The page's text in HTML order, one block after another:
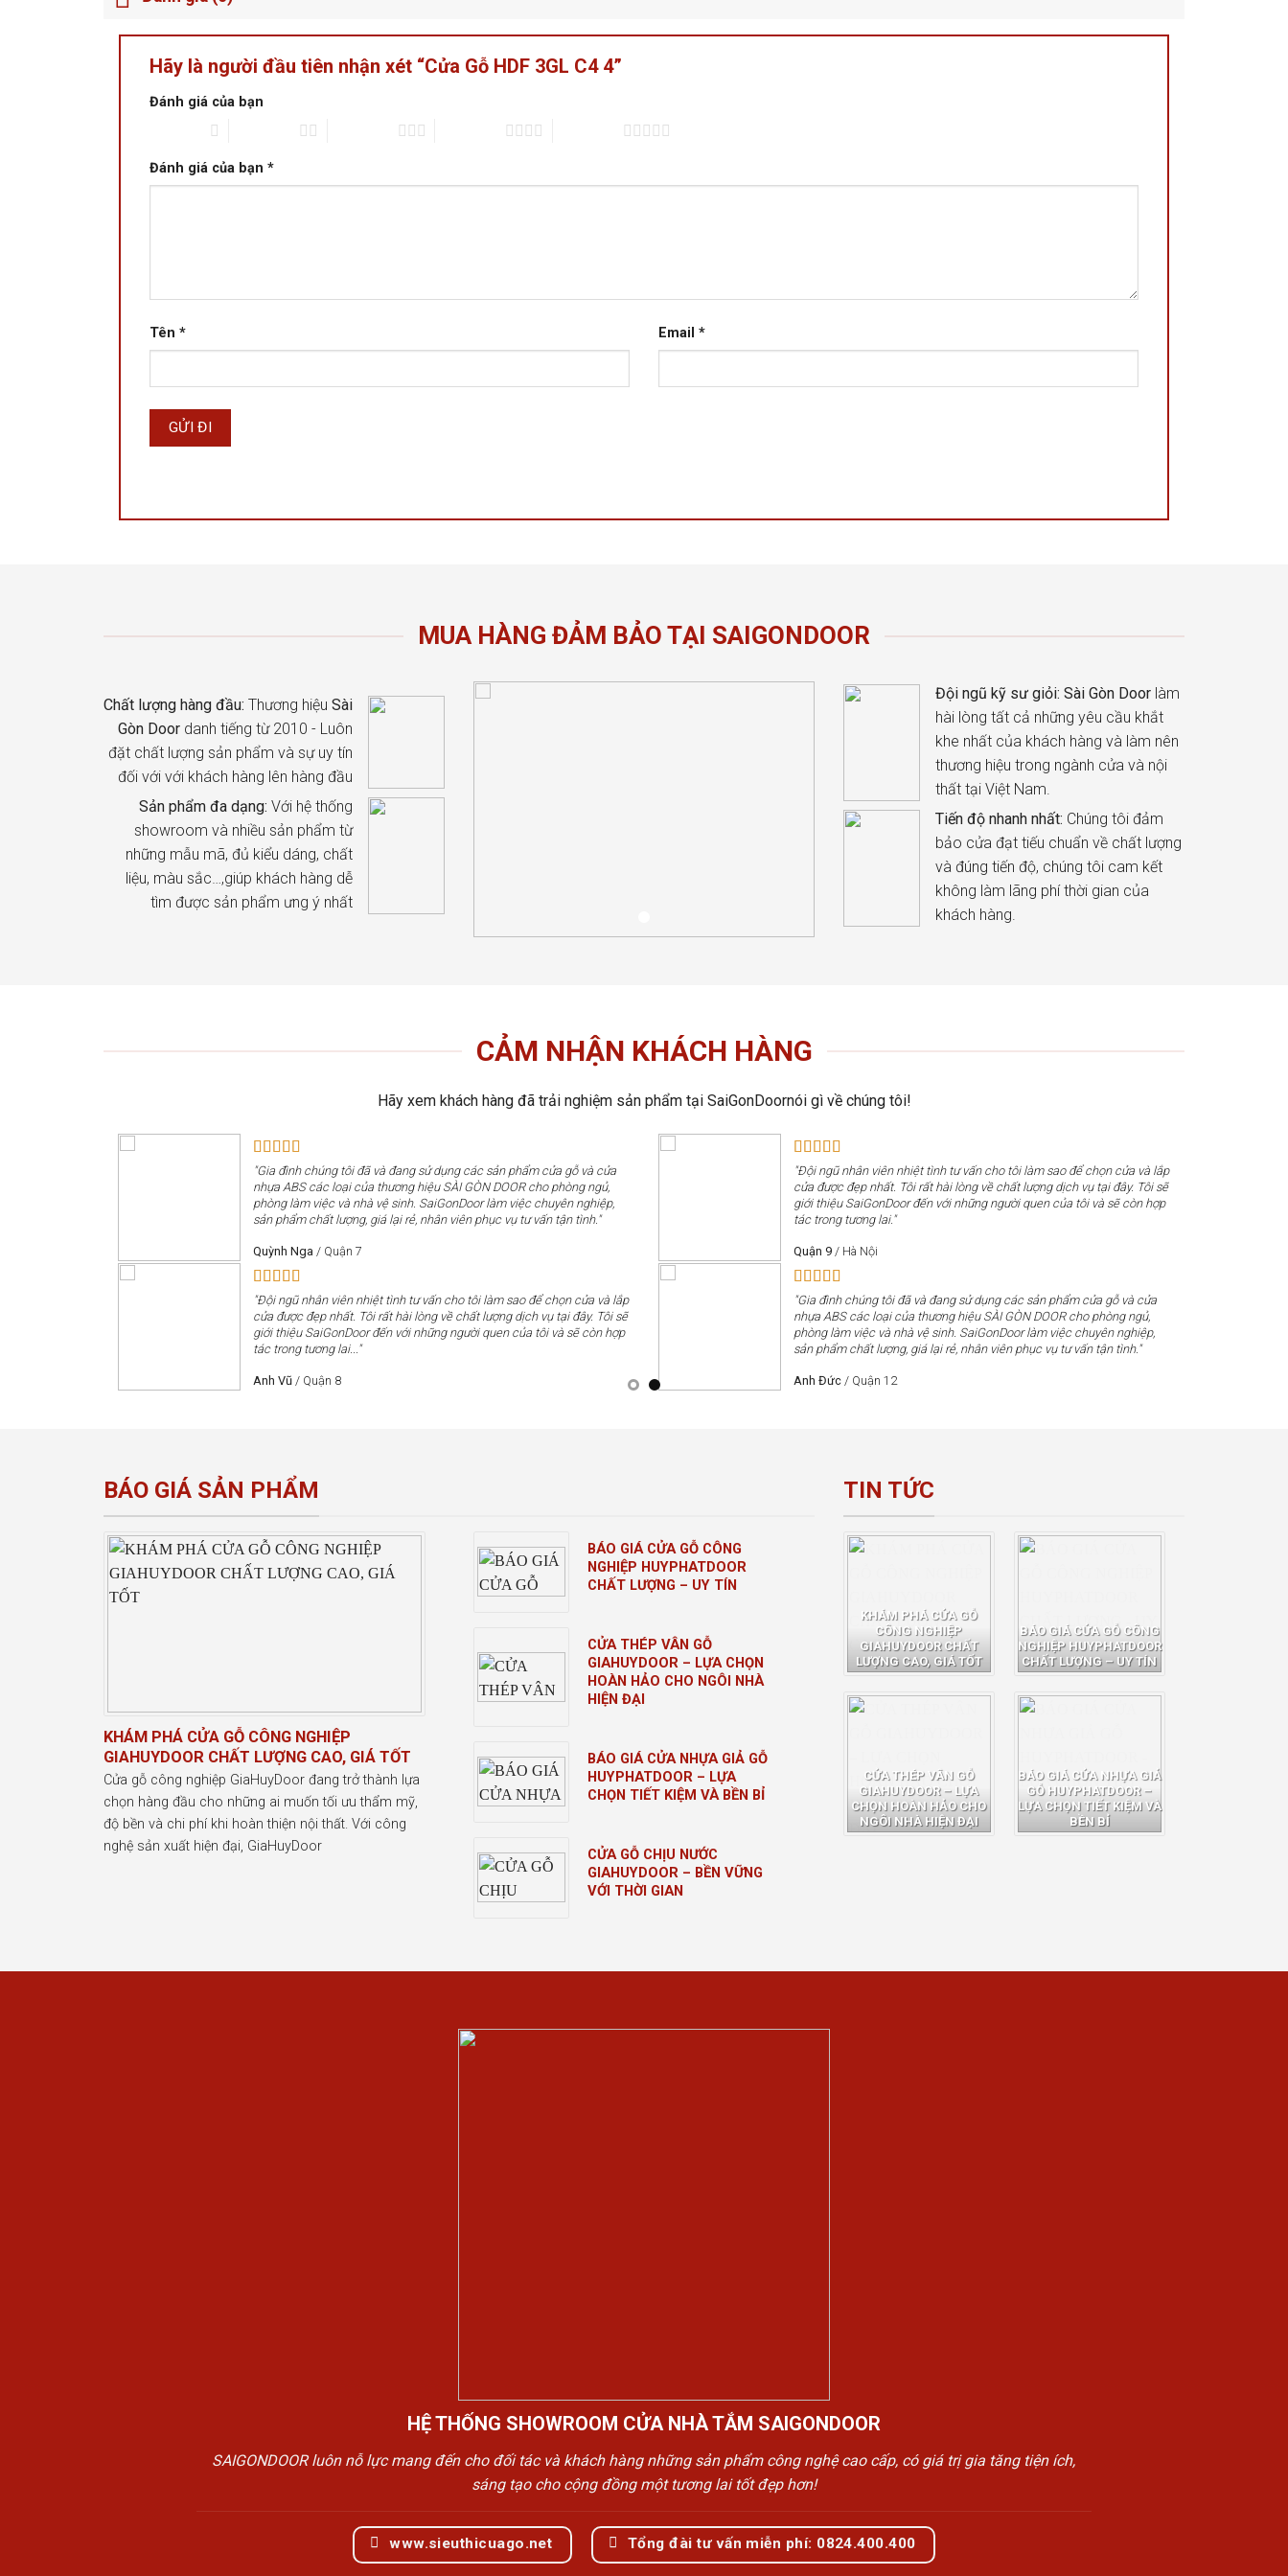
Hãy là người đầu tiên nhận xét “Cửa Gỗ HDF 3GL C4 4”
Đánh giá của bạn
Đánh giá của bạn *
Tên * Email *
MUA HÀNG ĐẢM BẢO TẠI SAIGONDOOR
Chất lượng hàng đầu: Thương hiệu Sài
Gòn Doordanh tiếng từ 2010 - Luôn
đặt chất lượng sản phẩm và sự uy tín
đối với với khách hàng lên hàng đầu
Sản phẩm đa dạng: Với hệ thống
showroom và nhiều sản phẩm từ
những mẫu mã, đủ kiểu dáng, chất
liệu, màu sắc…,giúp khách hàng dễ
tìm được sản phẩm ưng ý nhất
Đội ngũ kỹ sư giỏi: Sài Gòn Doorlàm
hài lòng tất cả những yêu cầu khắt
khe nhất của khách hàng và làm nên
thương hiệu trong ngành cửa và nội
thất tại Việt Nam.
Tiến độ nhanh nhất: Chúng tôi đảm
bảo cửa đạt tiếu chuẩn về chất lượng
và đúng tiến độ, chúng tôi cam kết
không làm lãng phí thời gian của
khách hàng.
CẢM NHẬN KHÁCH HÀNG
Hãy xem khách hàng đã trải nghiệm sản phẩm tại SaiGonDoornói gì về chúng tôi!
"Gia đình chúng tôi đã và đang sử dụng các sản phẩm cửa gỗ và cửa
nhựa ABS các loại của thương hiệu SÀI GÒN DOOR cho phòng ngủ,
phòng làm việc và nhà vệ sinh. SaiGonDoor làm việc chuyên nghiệp,
sản phẩm chất lượng, giá lại rẻ, nhân viên phục vụ tư vấn tận tình."
Quỳnh Nga / Quận 7
"Đội ngũ nhân viên nhiệt tình tư vấn cho tôi làm sao để chọn cửa và lắp
cửa được đẹp nhất. Tôi rất hài lòng về chất lượng dịch vụ tại đây. Tôi sẽ
giới thiệu SaiGonDoor đến với những người quen của tôi và sẽ còn hợp
tác trong tương lai."
Quận 9 / Hà Nội
"Đội ngũ nhân viên nhiệt tình tư vấn cho tôi làm sao để chọn cửa và lắp
cửa được đẹp nhất. Tôi rất hài lòng về chất lượng dịch vụ tại đây. Tôi sẽ
giới thiệu SaiGonDoor đến với những người quen của tôi và sẽ còn hợp
tác trong tương lai..."
Anh Vũ / Quận 8
"Gia đình chúng tôi đã và đang sử dụng các sản phẩm cửa gỗ và cửa
nhựa ABS các loại của thương hiệu SÀI GÒN DOOR cho phòng ngủ,
phòng làm việc và nhà vệ sinh. SaiGonDoor làm việc chuyên nghiệp,
sản phẩm chất lượng, giá lại rẻ, nhân viên phục vụ tư vấn tận tình."
Anh Đức / Quận 12
BÁO GIÁ SẢN PHẨM
KHÁM PHÁ CỬA GỖ CÔNG NGHIỆP
GIAHUYDOOR CHẤT LƯỢNG CAO, GIÁ TỐT
Cửa gỗ công nghiệp GiaHuyDoor đang trở thành lựa
chọn hàng đầu cho những ai muốn tối ưu thẩm mỹ,
độ bền và chi phí khi hoàn thiện nội thất. Với công
nghệ sản xuất hiện đại, GiaHuyDoor
BÁO GIÁ CỬA GỖ CÔNG
NGHIỆP HUYPHATDOOR
CHẤT LƯỢNG – UY TÍN
CỬA THÉP VÂN GỖ
GIAHUYDOOR – LỰA CHỌN
HOÀN HẢO CHO NGÔI NHÀ
HIỆN ĐẠI
BÁO GIÁ CỬA NHỰA GIẢ GỖ
HUYPHATDOOR – LỰA
CHỌN TIẾT KIỆM VÀ BỀN BỈ
CỬA GỖ CHỊU NƯỚC
GIAHUYDOOR – BỀN VỮNG
VỚI THỜI GIAN
TIN TỨC
KHÁM PHÁ CỬA GỖ
CÔNG NGHIỆP
GIAHUYDOOR CHẤT
LƯỢNG CAO, GIÁ TỐT
BÁO GIÁ CỬA GỖ CÔNG
NGHIỆP HUYPHATDOOR
CHẤT LƯỢNG – UY TÍN
CỬA THÉP VÂN GỖ
GIAHUYDOOR – LỰA
CHỌN HOÀN HẢO CHO
NGÔI NHÀ HIỆN ĐẠI
BÁO GIÁ CỬA NHỰA GIẢ
GỖ HUYPHATDOOR –
LỰA CHỌN TIẾT KIỆM VÀ
BỀN BỈ
HỆ THỐNG SHOWROOM CỬA NHÀ TẮM SAIGONDOOR
SAIGONDOOR luôn nỗ lực mang đến cho đối tác và khách hàng những sản phẩm công nghệ cao cấp, có giá trị gia tăng tiện ích,
sáng tạo cho cộng đồng một tương lai tốt đẹp hơn!
www.sieuthicuago.net Tổng đài tư vấn miễn phí: 0824.400.400